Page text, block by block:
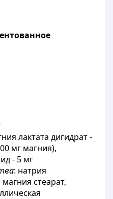
лактата дигидрат -
мг магния),
- 5 мг
: натрия
стеарат,